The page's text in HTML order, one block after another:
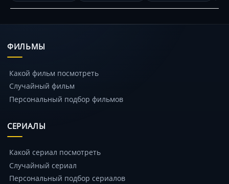
ФИЛЬМЫ
Какой фильм посмотреть
Случайный фильм
Персональный подбор фильмов
СЕРИАЛЫ
Какой сериал посмотреть
Случайный сериал
Персональный подбор сериалов